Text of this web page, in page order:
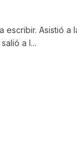
Asistió
a l...